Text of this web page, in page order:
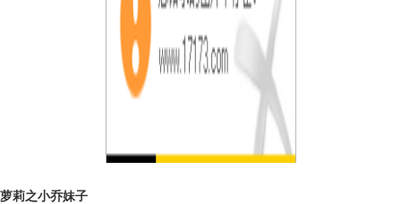
萝莉之小乔妹子